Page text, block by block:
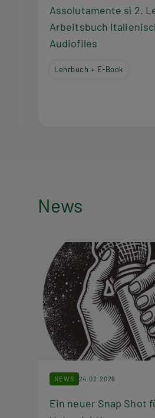
Assolutamente sì 2.
Arbeitsbuch
Audiofiles
Lehrbuch + E-Book
News
News
NEWS 24.02.2026
Ein neuer Snap Shot